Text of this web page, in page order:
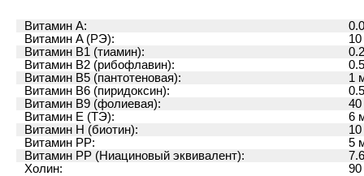
Витамин A:
Витамин A (РЭ):
10
Витамин B1 (тиамин):
Витамин B2 (рибофлавин):
Витамин B5 (пантотеновая):
1
Витамин B6 (пиридоксин):
Витамин B9 (фолиевая):
40
Витамин E (ТЭ):
6
Витамин H (биотин):
10
Витамин PP:
5
Витамин PP (Ниациновый эквивалент):
Холин:
90